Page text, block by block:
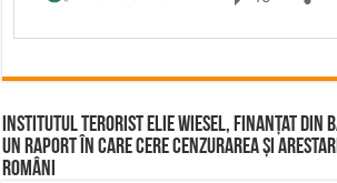
Institutul terorist Elie Wiesel, finanțat din
un raport în care cere cenzurarea și
români